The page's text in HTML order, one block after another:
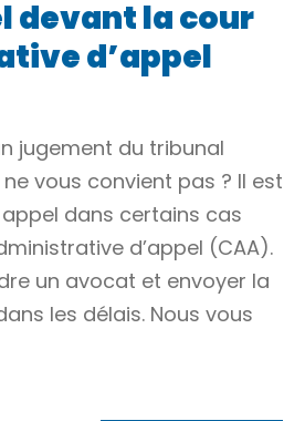
devant la cour
d’appel
jugement du tribunal
vous convient pas ? Il est
dans certains cas
d’appel (CAA).
un avocat et envoyer la
les délais. Nous vous